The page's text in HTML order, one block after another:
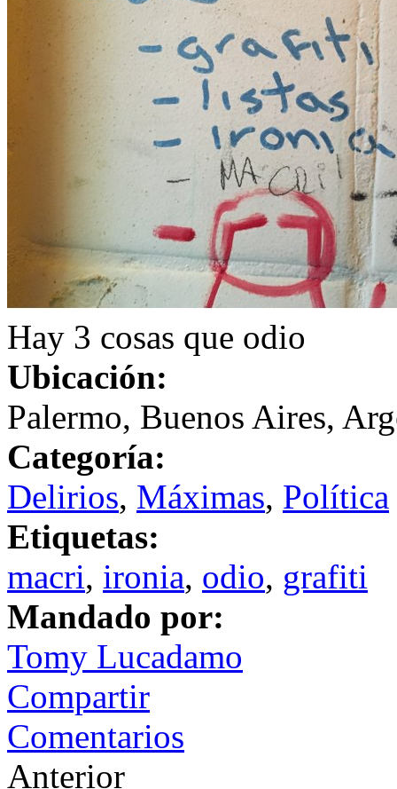
Hay 3 cosas que odio
Ubicación:
Palermo, Buenos Aires,
Categoría:
Delirios, Máximas, Política
Etiquetas:
macri, ironia, odio, grafiti
Mandado por:
Tomy Lucadamo
Compartir
Comentarios
Anterior